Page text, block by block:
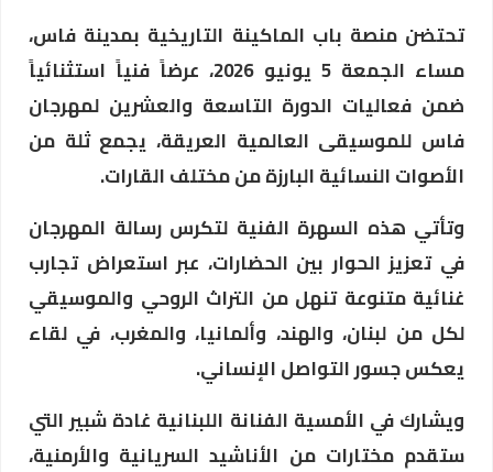
تحتضن منصة باب الماكينة التاريخية بمدينة فاس،
مساء الجمعة 5 يونيو 2026، عرضاً فنياً استثنائياً
ضمن فعاليات الدورة التاسعة والعشرين لمهرجان
فاس للموسيقى العالمية العريقة، يجمع ثلة من
الأصوات النسائية البارزة من مختلف القارات.
وتأتي هذه السهرة الفنية لتكرس رسالة المهرجان
في تعزيز الحوار بين الحضارات، عبر استعراض تجارب
غنائية متنوعة تنهل من التراث الروحي والموسيقي
لكل من لبنان، والهند، وألمانيا، والمغرب، في لقاء
يعكس جسور التواصل الإنساني.
ويشارك في الأمسية الفنانة اللبنانية غادة شبير التي
ستقدم مختارات من الأناشيد السريانية والأرمنية،